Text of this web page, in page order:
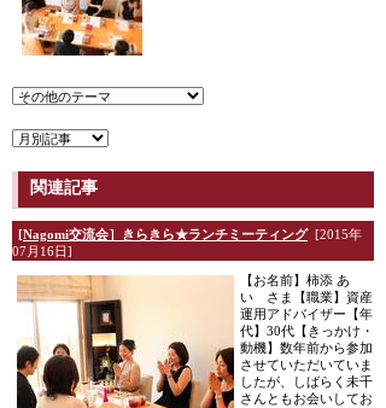
関連記事
[Nagomi交流会］きらきら★ランチミーティング
[2015年
07月16日]
【お名前】柿添 あ
い さま【職業】資産
運用アドバイザー【年
代】30代【きっかけ・
動機】数年前から参加
させていただいていま
したが、しばらく未千
さんともお会いしてお